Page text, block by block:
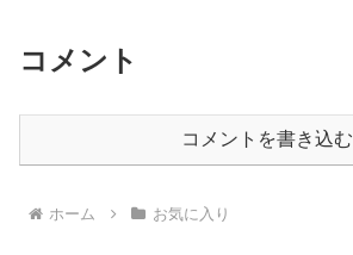
コメント
コメントを書き込む
ホーム お気に入り